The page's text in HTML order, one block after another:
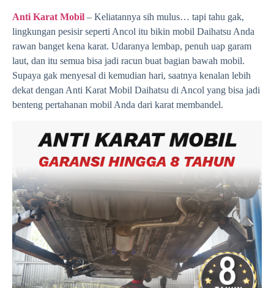
Anti Karat Mobil – Keliatannya sih mulus… tapi tahu gak,
lingkungan pesisir seperti Ancol itu bikin mobil Daihatsu Anda
rawan banget kena karat. Udaranya lembap, penuh uap garam
laut, dan itu semua bisa jadi racun buat bagian bawah mobil.
Supaya gak menyesal di kemudian hari, saatnya kenalan lebih
dekat dengan Anti Karat Mobil Daihatsu di Ancol yang bisa jadi
benteng pertahanan mobil Anda dari karat membandel.